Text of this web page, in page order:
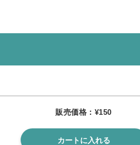
販売価格：¥150
カートに入れる